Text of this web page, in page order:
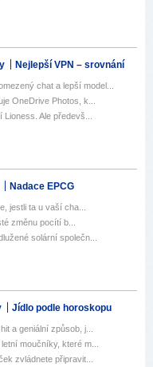
Nejlepší VPN – srovnání
chat a lepší model...
OneDrive Photos, k...
Ale předevš...
Nadace EPCG
jestli ta u vaší cha...
změnu pocítí b...
solární společn...
Jídlo podle horoskopu
a geniální způsob, j...
moučníky, které m...
zvládnete připravit...